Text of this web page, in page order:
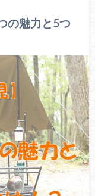
の魅力と5つ